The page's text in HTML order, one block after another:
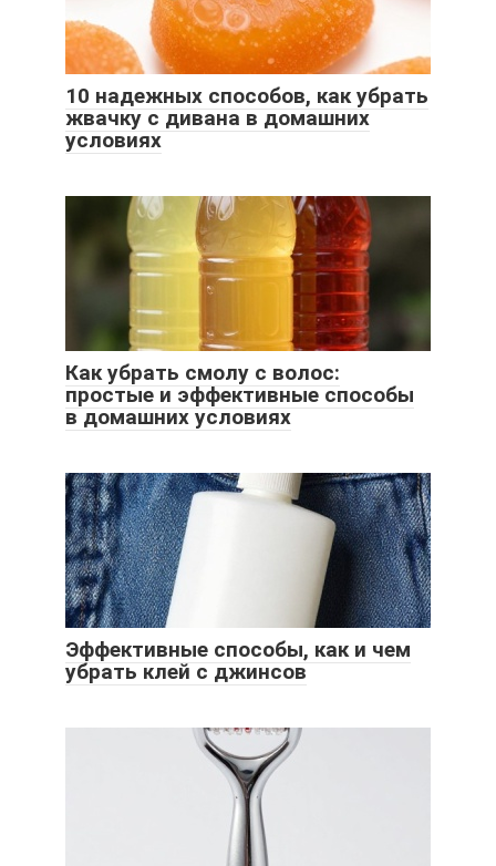
10 надежных способов, как убрать
жвачку с дивана в домашних
условиях
Как убрать смолу с волос:
простые и эффективные способы
в домашних условиях
Эффективные способы, как и чем
убрать клей с джинсов